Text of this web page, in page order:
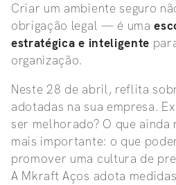
Criar um ambiente seguro
obrigação legal — é uma
estratégica e inteligente
organização.
Neste 28 de abril, reflita
adotadas na sua empresa.
ser melhorado? O que ainda
mais importante: o que
promover uma cultura de
A Mkraft Aços adota